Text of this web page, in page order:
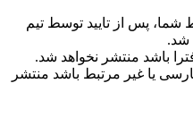
پس از تایید توسط تیم
شد.
باشد منتشر نخواهد شد.
یا غیر مرتبط باشد منتشر